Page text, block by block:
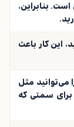
بنابراین،
این کار باعث
مثل
برای سمتی که